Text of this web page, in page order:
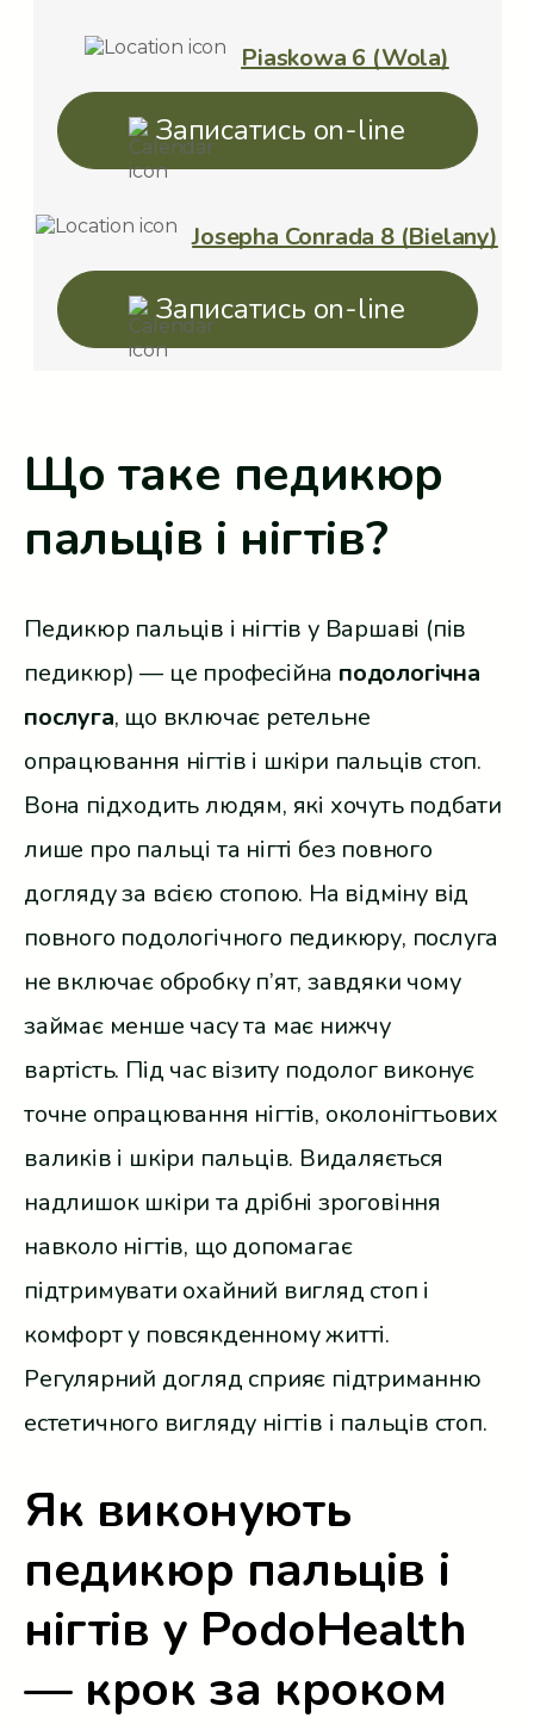
Piaskowa 6 (Wola)
Записатись on-line
Josepha Conrada 8 (Bielany)
Записатись on-line
Що таке педикюр
пальців і нігтів?
Педикюр пальців і нігтів у Варшаві (пів
педикюр) — це професійна подологічна
послуга, що включає ретельне
опрацювання нігтів і шкіри пальців стоп.
Вона підходить людям, які хочуть подбати
лише про пальці та нігті без повного
догляду за всією стопою. На відміну від
повного подологічного педикюру, послуга
не включає обробку п’ят, завдяки чому
займає менше часу та має нижчу
вартість. Під час візиту подолог виконує
точне опрацювання нігтів, околонігтьових
валиків і шкіри пальців. Видаляється
надлишок шкіри та дрібні зроговіння
навколо нігтів, що допомагає
підтримувати охайний вигляд стоп і
комфорт у повсякденному житті.
Регулярний догляд сприяє підтриманню
естетичного вигляду нігтів і пальців стоп.
Як виконують
педикюр пальців і
нігтів у PodoHealth
— крок за кроком